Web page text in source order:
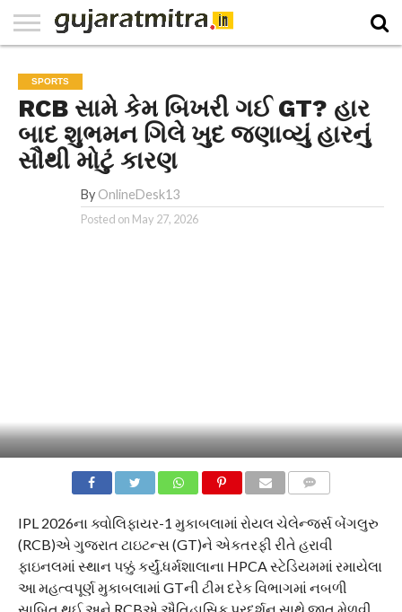
PAPER
NATIONAL
WORLD
BUSINESS
SPORTS
GUJARAT
OPINION
MORE
SPORTS
RCB સામે કેમ બિખરી ગઈ GT? હાર
બાદ શુભમન ગિલે ખુદ જણાવ્યું હારનું
સૌથી મોટું કારણ
By OnlineDesk13
Posted on May 27, 2026
IPL 2026ના ક્વોલિફાયર-1 મુકાબલામાં રોયલ ચેલેન્જર્સ બેંગલુરુ
(RCB)એ ગુજરાત ટાઇટન્સ (GT)ને એકતરફી રીતે હરાવી
ફાઇનલમાં સ્થાન પક્કું કર્યું.ધર્મશાલાના HPCA સ્ટેડિયમમાં રમાયેલા
આ મહત્વપૂર્ણ મુકાબલામાં GTની ટીમ દરેક વિભાગમાં નબળી